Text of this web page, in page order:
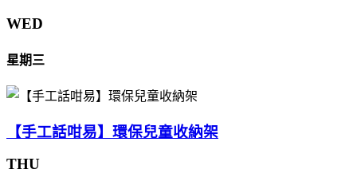
WED
星期三
【手工話咁易】環保兒童收納架
THU